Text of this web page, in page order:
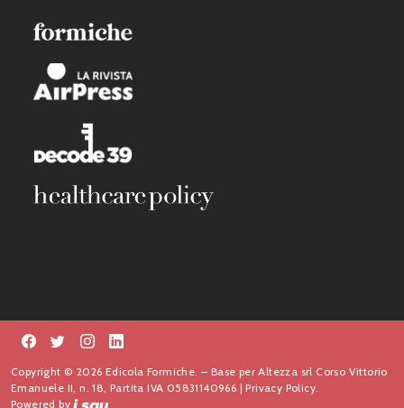
Copyright © 2026 Edicola Formiche. – Base per Altezza srl Corso Vittorio
Emanuele II, n. 18, Partita IVA 05831140966 |Privacy Policy.
Powered by